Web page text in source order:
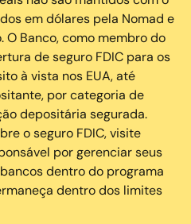
em dólares pela Nomad e
O Banco, como membro do
de seguro FDIC para os
à vista nos EUA, até
por categoria de
depositária segurada.
o seguro FDIC, visite
por gerenciar seus
dentro do programa
dentro dos limites